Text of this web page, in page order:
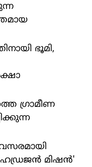
ഭൂമി,
ഗ്രാമീണ
ഹൈഡ്രജൻ മിഷൻ'